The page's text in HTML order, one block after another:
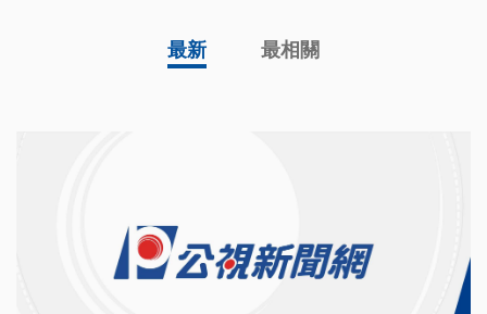
最新 最相關